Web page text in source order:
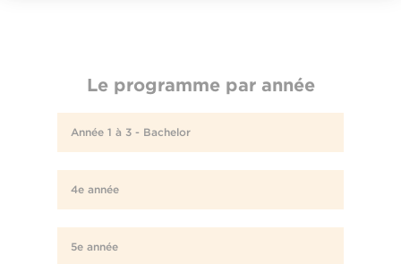
Le programme par année
Année 1 à 3 - Bachelor
4e année
5e année